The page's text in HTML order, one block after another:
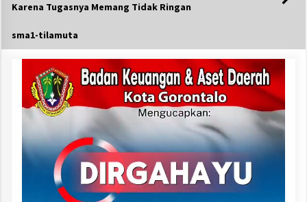
Karena Tugasnya Memang Tidak Ringan
sma1-tilamuta